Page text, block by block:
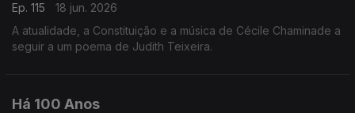
Ep. 115
18 jun. 2026
A atualidade, a Constituição e a música de Cécile Chaminade a
seguir a um poema de Judith Teixeira.
Há 100 Anos